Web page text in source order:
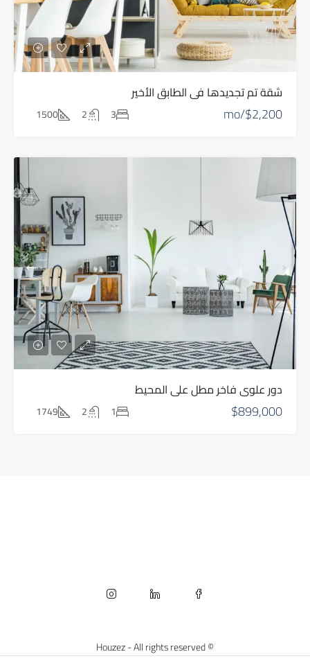
شقة تم تجديدها في الطابق الأخير
$2,200/mo
3
2
1500
دور علوي فاخر مطل على المحيط
$899,000
1
2
1749
© Houzez - All rights reserved